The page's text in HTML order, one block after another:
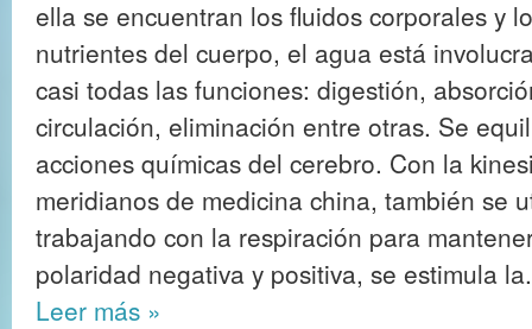
ella se encuentran los fluidos corporales y
nutrientes del cuerpo, el agua está
casi todas las funciones: digestión,
circulación, eliminación entre otras. Se
acciones químicas del cerebro. Con la
meridianos de medicina china, también se
trabajando con la respiración para
polaridad negativa y positiva, se estimula
Leer más »